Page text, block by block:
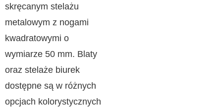
skręcanym stelażu
metalowym z nogami
kwadratowymi o
wymiarze 50 mm. Blaty
oraz stelaże biurek
dostępne są w różnych
opcjach kolorystycznych